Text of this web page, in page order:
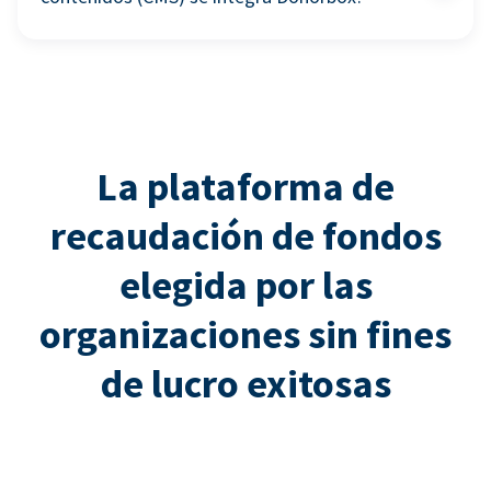
La plataforma de
recaudación de fondos
elegida por las
organizaciones sin fines
de lucro exitosas